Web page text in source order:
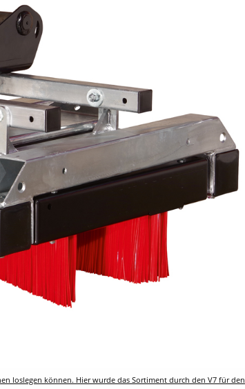
loslegen können. Hier wurde das Sortiment durch den V7 für den